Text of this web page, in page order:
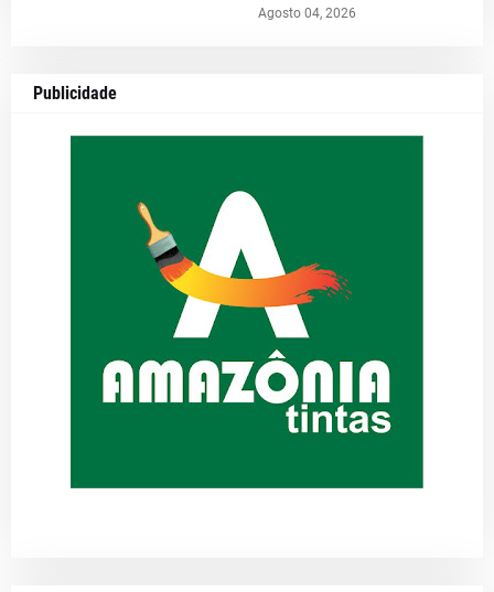
Agosto 04, 2026
Publicidade